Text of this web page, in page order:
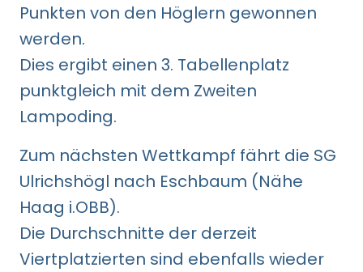
Punkten von den Höglern gewonnen
werden.
Dies ergibt einen 3. Tabellenplatz
punktgleich mit dem Zweiten
Lampoding.
Zum nächsten Wettkampf fährt die SG
Ulrichshögl nach Eschbaum (Nähe
Haag i.OBB).
Die Durchschnitte der derzeit
Viertplatzierten sind ebenfalls wieder